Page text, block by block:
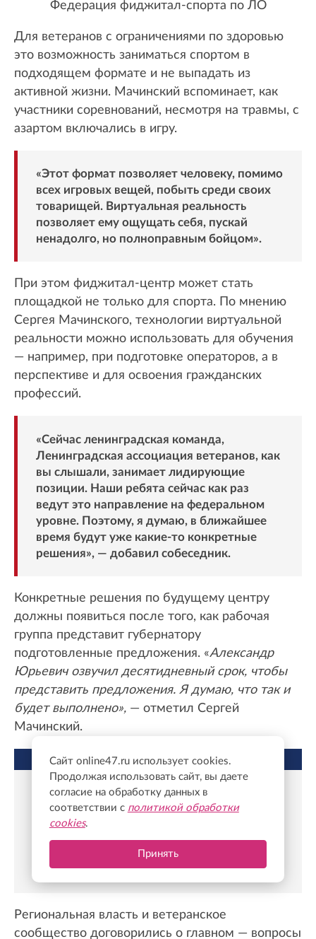
Федерация фиджитал-спорта по ЛО
Для ветеранов с ограничениями по здоровью
это возможность заниматься спортом в
подходящем формате и не выпадать из
активной жизни. Мачинский вспоминает, как
участники соревнований, несмотря на травмы, с
азартом включались в игру.
«Этот формат позволяет человеку, помимо
всех игровых вещей, побыть среди своих
товарищей. Виртуальная реальность
позволяет ему ощущать себя, пускай
ненадолго, но полноправным бойцом».
При этом фиджитал-центр может стать
площадкой не только для спорта. По мнению
Сергея Мачинского, технологии виртуальной
реальности можно использовать для обучения
— например, при подготовке операторов, а в
перспективе и для освоения гражданских
профессий.
«Сейчас ленинградская команда,
Ленинградская ассоциация ветеранов, как
вы слышали, занимает лидирующие
позиции. Наши ребята сейчас как раз
ведут это направление на федеральном
уровне. Поэтому, я думаю, в ближайшее
время будут уже какие-то конкретные
решения», — добавил собеседник.
Конкретные решения по будущему центру
должны появиться после того, как рабочая
группа представит губернатору
подготовленные предложения. «Александр
Юрьевич озвучил десятидневный срок, чтобы
представить предложения. Я думаю, что так и
будет выполнено», — отметил Сергей
Мачинский.
НЕ ПРОПУСТИТЕ
Александр Дрозденко: Ветераны СВО
должны играть активную роль в жизни
В Ассоциации ветеранов СВО
рассказали о том, как оказывается
помощь ветеранам Ленобласти
Региональная власть и ветеранское
сообщество договорились о главном — вопросы
Сайт online47.ru использует cookies.
Продолжая использовать сайт, вы даете
согласие на обработку данных в
соответствии с политикой обработки
cookies.
Принять